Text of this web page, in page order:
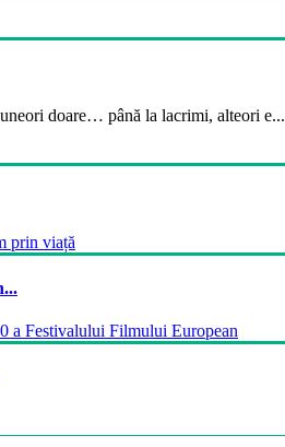
doare… până la lacrimi, alteori e...